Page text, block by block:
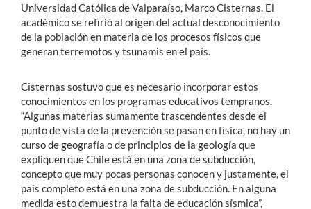
Universidad Católica de Valparaíso, Marco Cisternas. El
académico se refirió al origen del actual desconocimiento
de la población en materia de los procesos físicos que
generan terremotos y tsunamis en el país.
Cisternas sostuvo que es necesario incorporar estos
conocimientos en los programas educativos tempranos.
“Algunas materias sumamente trascendentes desde el
punto de vista de la prevención se pasan en física, no hay un
curso de geografía o de principios de la geología que
expliquen que Chile está en una zona de subducción,
concepto que muy pocas personas conocen y justamente, el
país completo está en una zona de subducción. En alguna
medida esto demuestra la falta de educación sísmica”,